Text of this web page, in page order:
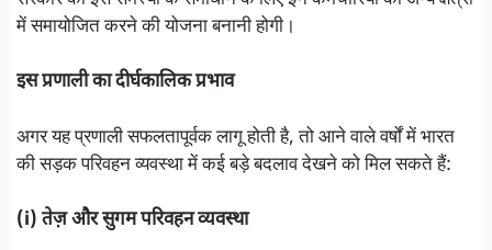
में समायोजित करने की योजना बनानी होगी।
इस प्रणाली का दीर्घकालिक प्रभाव
अगर यह प्रणाली सफलतापूर्वक लागू होती है, तो आने वाले वर्षों में भारत
की सड़क परिवहन व्यवस्था में कई बड़े बदलाव देखने को मिल सकते हैं:
(i) तेज़ और सुगम परिवहन व्यवस्था